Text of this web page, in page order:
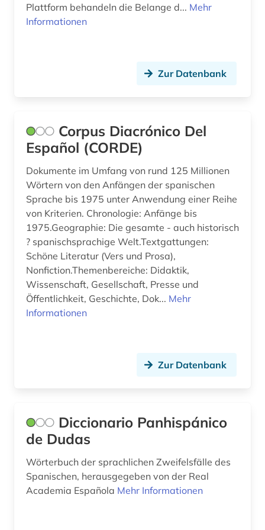
oper (1)
personenlexikon (1)
phonologie (1)
polnisch (1)
portugiesisch (4)
quelle (4)
redewendung (1)
rezension (1)
romanische philologie (2)
romanische sprachen und literaturen (1)
romanist (1)
romanistik (5)
romanistin (1)
russisch (1)
Plattform behandeln die Belange d... Mehr
Informationen
Zur Datenbank
Corpus Diacrónico Del
Español (CORDE)
Dokumente im Umfang von rund 125 Millionen
Wörtern von den Anfängen der spanischen
Sprache bis 1975 unter Anwendung einer Reihe
von Kriterien. Chronologie: Anfänge bis
1975.Geographie: Die gesamte - auch historisch
? spanischsprachige Welt.Textgattungen:
Schöne Literatur (Vers und Prosa),
Nonfiction.Themenbereiche: Didaktik,
Wissenschaft, Gesellschaft, Presse und
Öffentlichkeit, Geschichte, Dok... Mehr
Informationen
Zur Datenbank
Diccionario Panhispánico
de Dudas
Wörterbuch der sprachlichen Zweifelsfälle des
Spanischen, herausgegeben von der Real
Academia Española Mehr Informationen